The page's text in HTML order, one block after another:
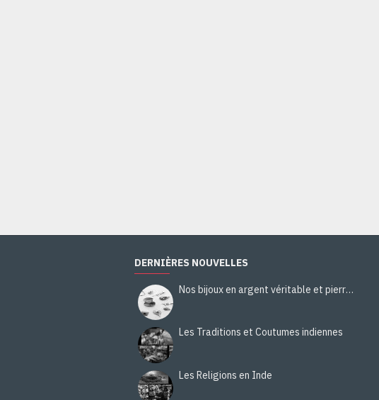
DERNIÈRES NOUVELLES
Nos bijoux en argent véritable et pierres naturelles
Les Traditions et Coutumes indiennes
Les Religions en Inde